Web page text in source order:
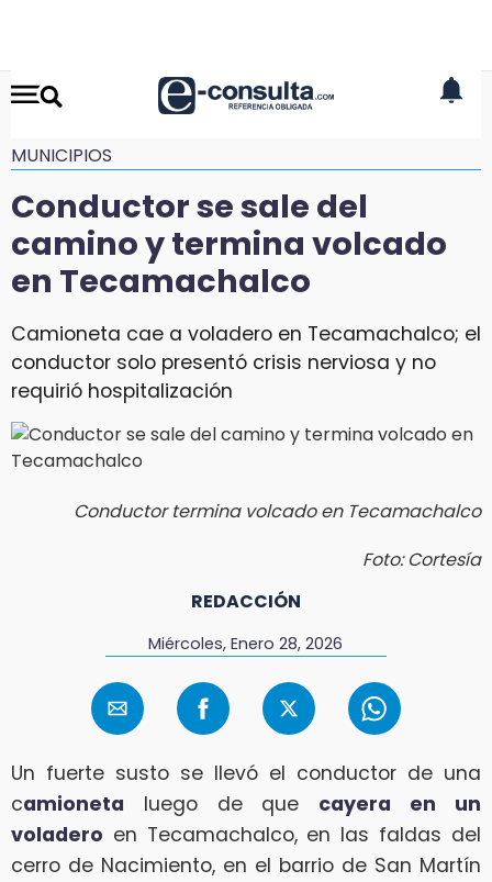
MUNICIPIOS
Conductor se sale del
camino y termina volcado
en Tecamachalco
Camioneta cae a voladero en Tecamachalco; el
conductor solo presentó crisis nerviosa y no
requirió hospitalización
Conductor termina volcado en Tecamachalco
Foto: Cortesía
REDACCIÓN
Miércoles, Enero 28, 2026
Un fuerte susto se llevó el conductor de una
camioneta luego de que cayera en un
voladero en Tecamachalco, en las faldas del
cerro de Nacimiento, en el barrio de San Martín